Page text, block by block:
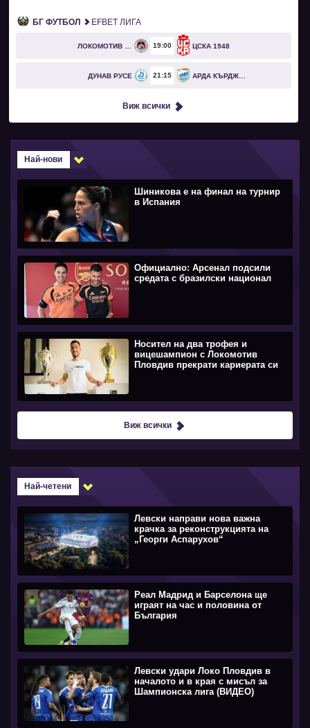
БГ ФУТБОЛ EFBET ЛИГА
19 00 ЦСКА 1948
ДУНАВ РУСЕ 21 15 АРДА КЪРДЖАЛИ
Виж всички
Най-нови
Шиникова е на финал на турнир
в Испания
Официално: Арсенал подсили
средата с бразилски национал
Носител на два трофея и
вицешампион с Локомотив
Пловдив прекрати кариерата си
Виж всички
Най-четени
Левски направи нова важна
крачка за реконструкцията на
„Георги Аспарухов“
Реал Мадрид и Барселона ще
играят на час и половина от
България
Левски удари Локо Пловдив в
началото и в края с мисъл за
Шампионска лига (ВИДЕО)